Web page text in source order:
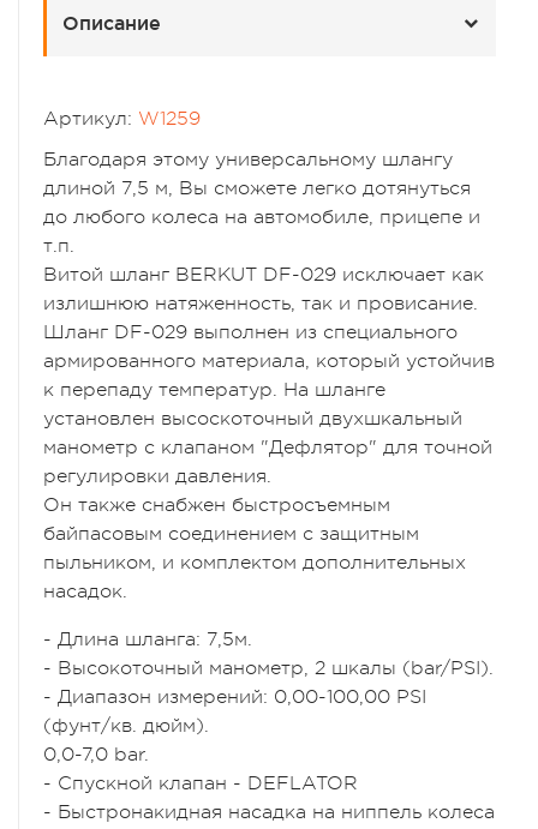
Описание
Артикул: W1259
Благодаря этому универсальному шлангу
длиной 7,5 м, Вы сможете легко дотянуться
до любого колеса на автомобиле, прицепе и
т.п.
Витой шланг BERKUT DF-029 исключает как
излишнюю натяженность, так и провисание.
Шланг DF-029 выполнен из специального
армированного материала, который устойчив
к перепаду температур. На шланге
установлен высоскоточный двухшкальный
манометр с клапаном "Дефлятор" для точной
регулировки давления.
Он также снабжен быстросъемным
байпасовым соединением c защитным
пыльником, и комплектом дополнительных
насадок.
- Длина шланга: 7,5м.
- Высокоточный манометр, 2 шкалы (bar/PSI).
- Диапазон измерений: 0,00-100,00 PSI
(фунт/кв. дюйм).
0,0-7,0 bar.
- Спускной клапан - DEFLATOR
- Быстронакидная насадка на ниппель колеса